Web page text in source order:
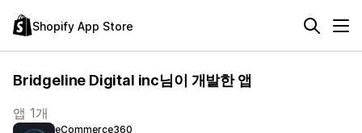
Shopify App Store
Bridgeline Digital inc님이 개발한 앱
앱 1개
eCommerce360